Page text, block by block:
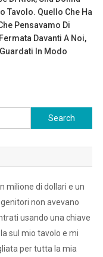
Tavolo. Quello Che Ha
Pensavamo Di
Davanti A Noi,
In Modo
Search
for:
milione di dollari e un
non avevano
usando una chiave
sul mio tavolo e mi
per tutta la mia